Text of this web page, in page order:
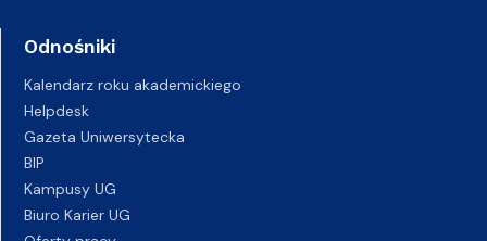
Odnośniki
Kalendarz roku akademickiego
Helpdesk
Gazeta Uniwersytecka
BIP
Kampusy UG
Biuro Karier UG